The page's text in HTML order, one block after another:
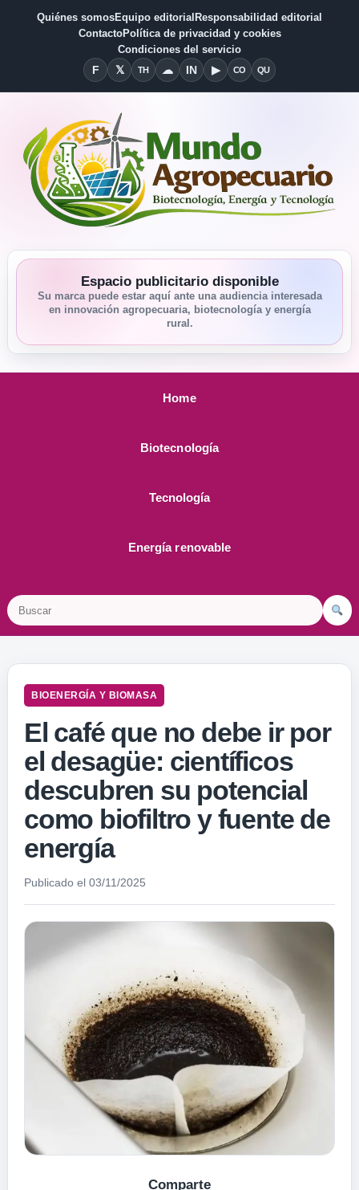
Quiénes somosEquipo editorial Responsabilidad editorial
ContactoPolítica de privacidad y cookies
Condiciones del servicio
FFacebook
𝕏
X THThreads
☁Bluesky
INLinkedin
▶YouTube
COCondiciones del Servicio
QUQuiénes somos
Espacio publicitario disponible
Su marca puede estar aquí ante una audiencia interesada
en innovación agropecuaria, biotecnología y energía
rural.
Home
Biotecnología
Tecnología
Energía renovable
BIOENERGÍA Y BIOMASA
El café que no debe ir por
el desagüe: científicos
descubren su potencial
como biofiltro y fuente de
energía
Publicado el 03/11/2025
Comparte